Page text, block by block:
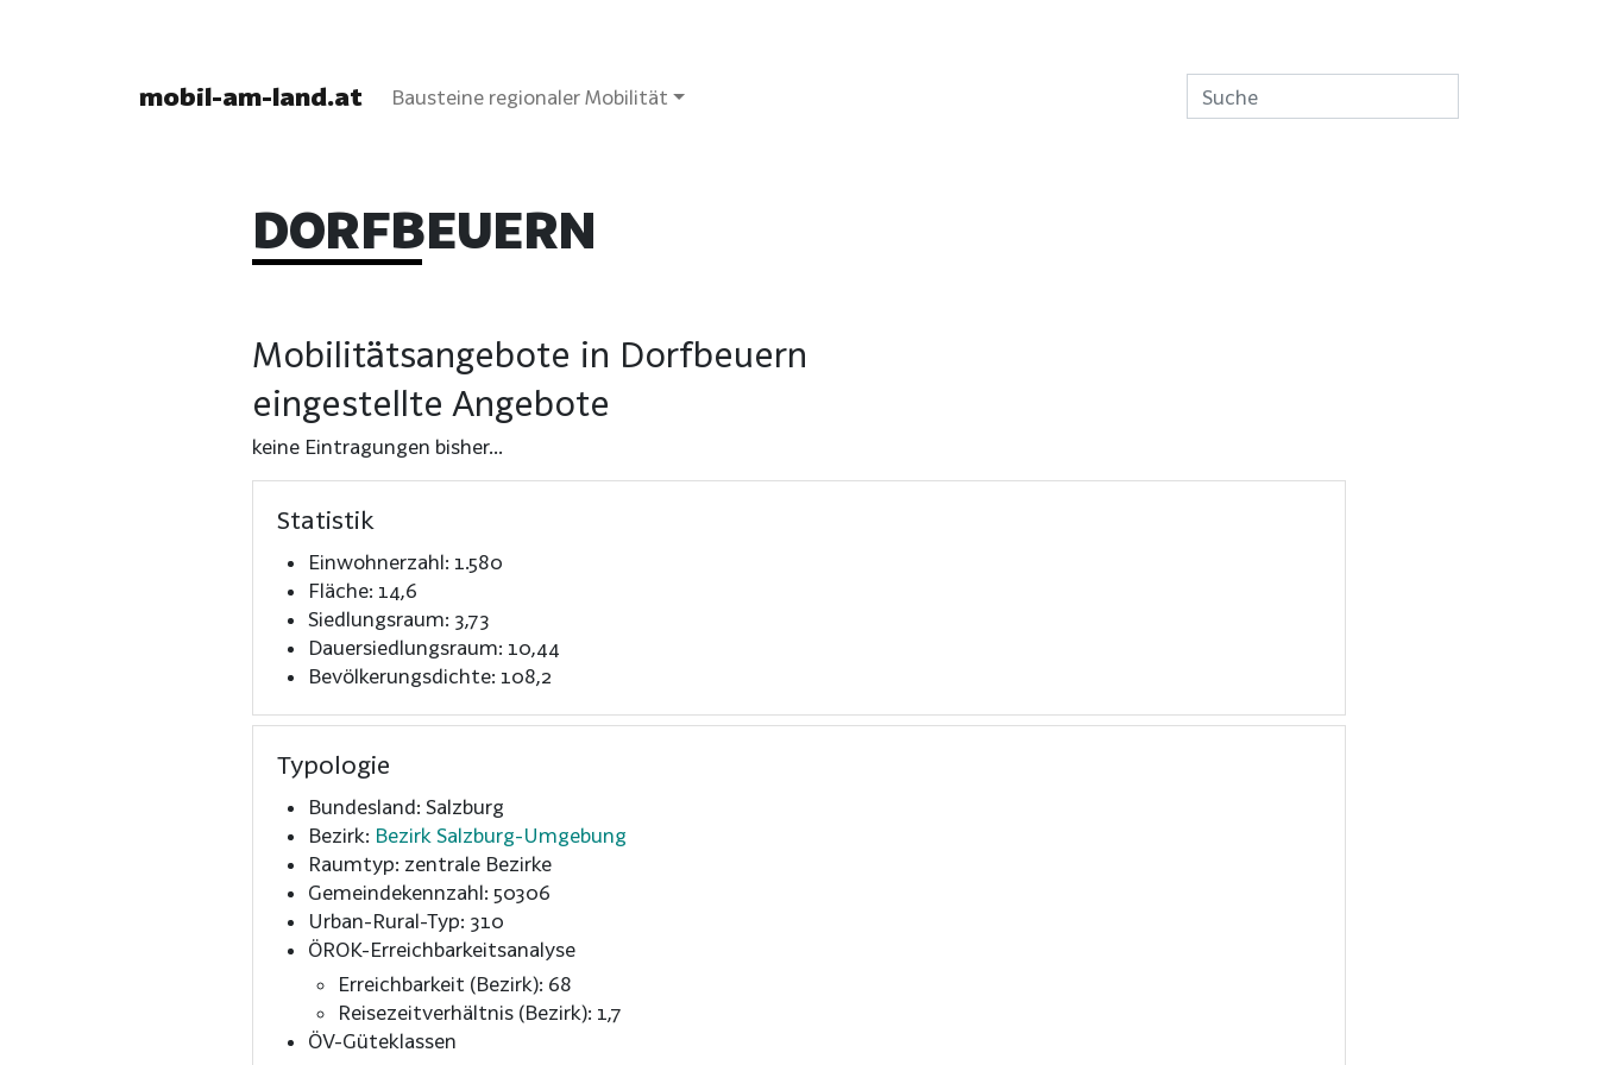
mobil-am-land.at Bausteine regionaler Mobilität
DORFBEUERN
Mobilitätsangebote in Dorfbeuern
eingestellte Angebote
keine Eintragungen bisher...
Statistik
Einwohnerzahl: 1.580
Fläche: 14,6
Siedlungsraum: 3,73
Dauersiedlungsraum: 10,44
Bevölkerungsdichte: 108,2
Typologie
Bundesland: Salzburg
Bezirk: Bezirk Salzburg-Umgebung
Raumtyp: zentrale Bezirke
Gemeindekennzahl: 50306
Urban-Rural-Typ: 310
ÖROK-Erreichbarkeitsanalyse
Erreichbarkeit (Bezirk): 68
Reisezeitverhältnis (Bezirk): 1,7
ÖV-Güteklassen